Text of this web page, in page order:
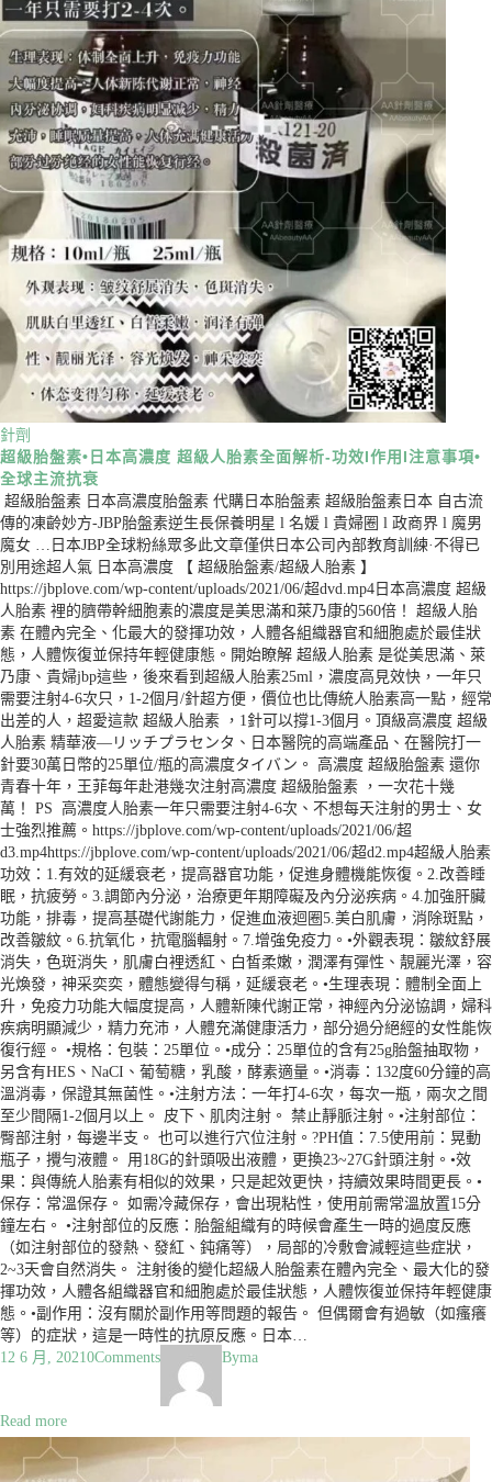
針劑
超級胎盤素•日本高濃度 超級人胎素全面解析-功效I作用I注意事項•
全球主流抗衰
超級胎盤素 日本高濃度胎盤素 代購日本胎盤素 超級胎盤素日本 自古流
傳的凍齡妙方-JBP胎盤素逆生長保養明星 l 名媛 l 貴婦圈 l 政商界 l 魔男
魔女 …日本JBP全球粉絲眾多此文章僅供日本公司內部教育訓練·不得已
別用途超人氣 日本高濃度 【 超級胎盤素/超級人胎素 】
https://jbplove.com/wp-content/uploads/2021/06/超dvd.mp4日本高濃度 超級
人胎素 裡的臍帶幹細胞素的濃度是美思滿和萊乃康的560倍！ ​超級人胎
素 在體內完全、化最大的發揮功效，人體各組織器官和細胞處於最佳狀
態，人體恢復並保持年輕健康態。​開始瞭解 超級人胎素 是從美思滿、萊
乃康、貴婦jbp這些，後來看到超級人胎素25ml，濃度高見效快，一年只
需要注射4-6次只，1-2個月/針超方便，價位也比傳統人胎素高一點，經常
出差的人，超愛這款 超級人胎素 ，1針可以撐1-3個月。頂級高濃度 超級
人胎素 精華液—リッチプラセンタ、日本醫院的高端產品、在醫院打一
針要30萬日幣的25單位/瓶的高濃度タイバン。 高濃度 超級胎盤素 還你
青春十年，王菲每年赴港幾次注射高濃度 超級胎盤素 ，一次花十幾
萬！ PS 高濃度人胎素一年只需要注射4-6次、不想每天注射的男士、女
士強烈推薦。https://jbplove.com/wp-content/uploads/2021/06/超
d3.mp4https://jbplove.com/wp-content/uploads/2021/06/超d2.mp4超級人胎素
功效：1.有效的延緩衰老，提高器官功能，促進身體機能恢復。2.改善睡
眠，抗疲勞。3.調節內分泌，治療更年期障礙及內分泌疾病。4.加強肝臟
功能，排毒，提高基礎代謝能力，促進血液迴圈5.美白肌膚，消除斑點，
改善皺紋。6.抗氧化，抗電腦輻射。7.增強免疫力。•外觀表現：皺紋舒展
消失，色斑消失，肌膚白裡透紅、白皙柔嫩，潤澤有彈性、靚麗光澤，容
光煥發，神采奕奕，體態變得勻稱，延緩衰老。•生理表現：體制全面上
升，免疫力功能大幅度提高，人體新陳代謝正常，神經內分泌協調，婦科
疾病明顯減少，精力充沛，人體充滿健康活力，部分過分絕經的女性能恢
復行經。 •規格：包裝：25單位。•成分：25單位的含有25g胎盤抽取物，
另含有HES、NaCI、葡萄糖，乳酸，酵素適量。•消毒：132度60分鐘的高
溫消毒，保證其無菌性。•注射方法：一年打4-6次，每次一瓶，兩次之間
至少間隔1-2個月以上。 皮下、肌肉注射。 禁止靜脈注射。•注射部位：
臀部注射，每邊半支。 也可以進行穴位注射。?PH值：7.5使用前：晃動
瓶子，攪勻液體。 用18G的針頭吸出液體，更換23~27G針頭注射。•效
果：與傳統人胎素有相似的效果，只是起效更快，持續效果時間更長。•
保存：常溫保存。 如需冷藏保存，會出現粘性，使用前需常溫放置15分
鐘左右。 •注射部位的反應：胎盤組織有的時候會產生一時的過度反應
（如注射部位的發熱、發紅、鈍痛等），局部的冷敷會減輕這些症狀，
2~3天會自然消失。 注射後的變化超級人胎盤素在體內完全、最大化的發
揮功效，人體各組織器官和細胞處於最佳狀態，人體恢復並保持年輕健康
態。•副作用：沒有關於副作用等問題的報告。 但偶爾會有過敏（如瘙癢
等）的症狀，這是一時性的抗原反應。日本…
12 6 月, 20210Comments Byma
Read more